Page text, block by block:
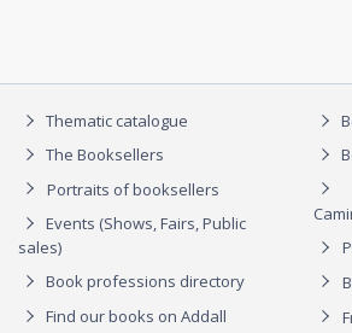
Thematic catalogue
The Booksellers
Portraits of booksellers
Events (Shows, Fairs, Public
sales)
Book professions directory
Find our books on Addall